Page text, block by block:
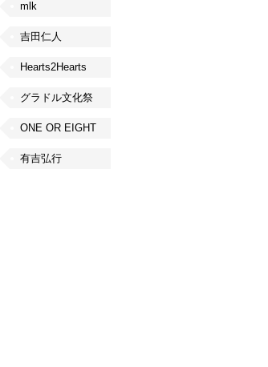
mlk
吉田仁人
Hearts2Hearts
グラドル文化祭
ONE OR EIGHT
有吉弘行